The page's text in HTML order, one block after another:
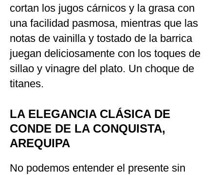
cortan los jugos cárnicos y la grasa con
una facilidad pasmosa, mientras que las
notas de vainilla y tostado de la barrica
juegan deliciosamente con los toques de
sillao y vinagre del plato. Un choque de
titanes.
LA ELEGANCIA CLÁSICA DE
CONDE DE LA CONQUISTA,
AREQUIPA
No podemos entender el presente sin